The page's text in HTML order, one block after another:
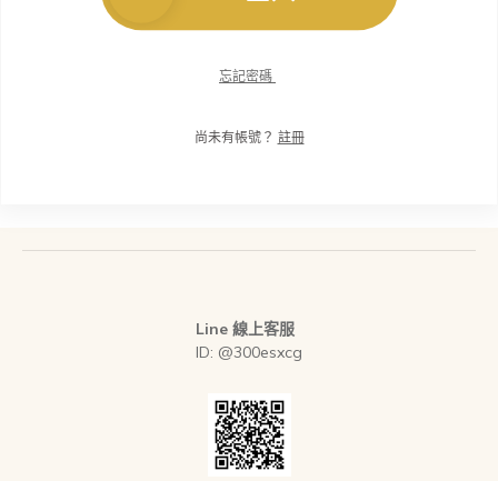
忘記密碼
尚未有帳號？ 註冊
Line 線上客服
ID: @300esxcg